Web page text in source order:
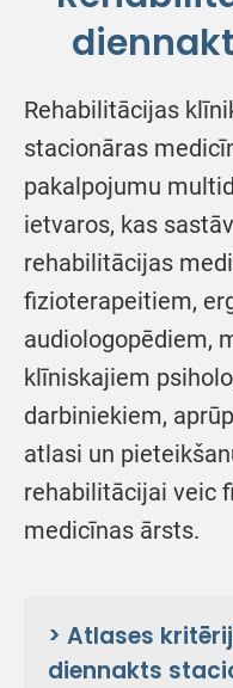
Rehabilitācijas
stacionāras
pakalpojumu
ietvaros, kas
rehabilitācijas
fizioterapeitiem,
audiologopēdiem,
klīniskajiem
darbiniekiem,
atlasi un
rehabilitācijai veic
medicīnas ārsts.
> Atlases
diennakts